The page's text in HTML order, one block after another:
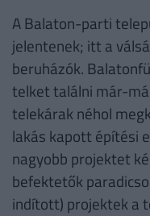
A Balaton-parti
jelentenek; itt a
beruházók.
telket találni már-
telekárak néhol
lakás kapott építési
nagyobb projektet
befektetők
indított) projektek a